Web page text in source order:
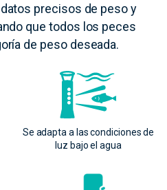
precisos de peso y
que todos los peces
de peso deseada.
Se adapta a las condiciones de
luz bajo el agua